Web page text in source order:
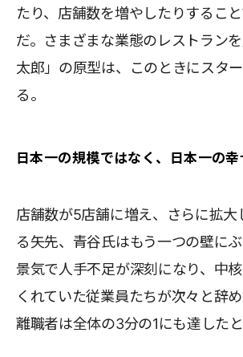
たり、店舗数を増やしたりするこ
だ。さまざまな業態のレストラン
太郎」の原型は、このときにスタ
る。
日本一の規模ではなく、日本一の
店舗数が5店舗に増え、さらに拡大
る矢先、青谷氏はもう一つの壁に
景気で人手不足が深刻になり、中
くれていた従業員たちが次々と辞め
離職者は全体の3分の1にも達したと